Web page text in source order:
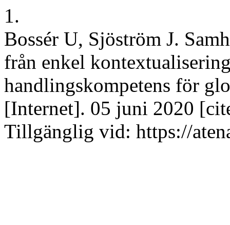
1.
Bossér U, Sjöström J.
från enkel
handlingskompetens för
[Internet]. 05 juni 2020
Tillgänglig vid: https://